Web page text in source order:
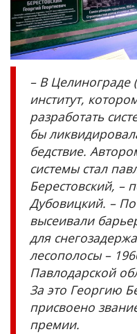
– В Целинограде
институт,
разработать
бы
бедствие.
системы стал
Берестовский, –
Дубовицкий. –
высеивали
для
лесополосы –
Павлодарской
За это Георгию
присвоено
премии.